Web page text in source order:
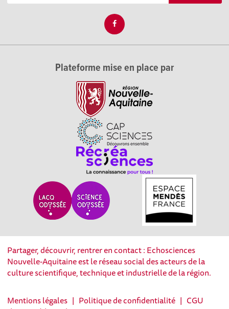
Plateforme mise en place par
Partager, découvrir, rentrer en contact : Echosciences
Nouvelle-Aquitaine est le réseau social des acteurs de la
culture scientifique, technique et industrielle de la région.
Mentions légales | Politique de confidentialité | CGU